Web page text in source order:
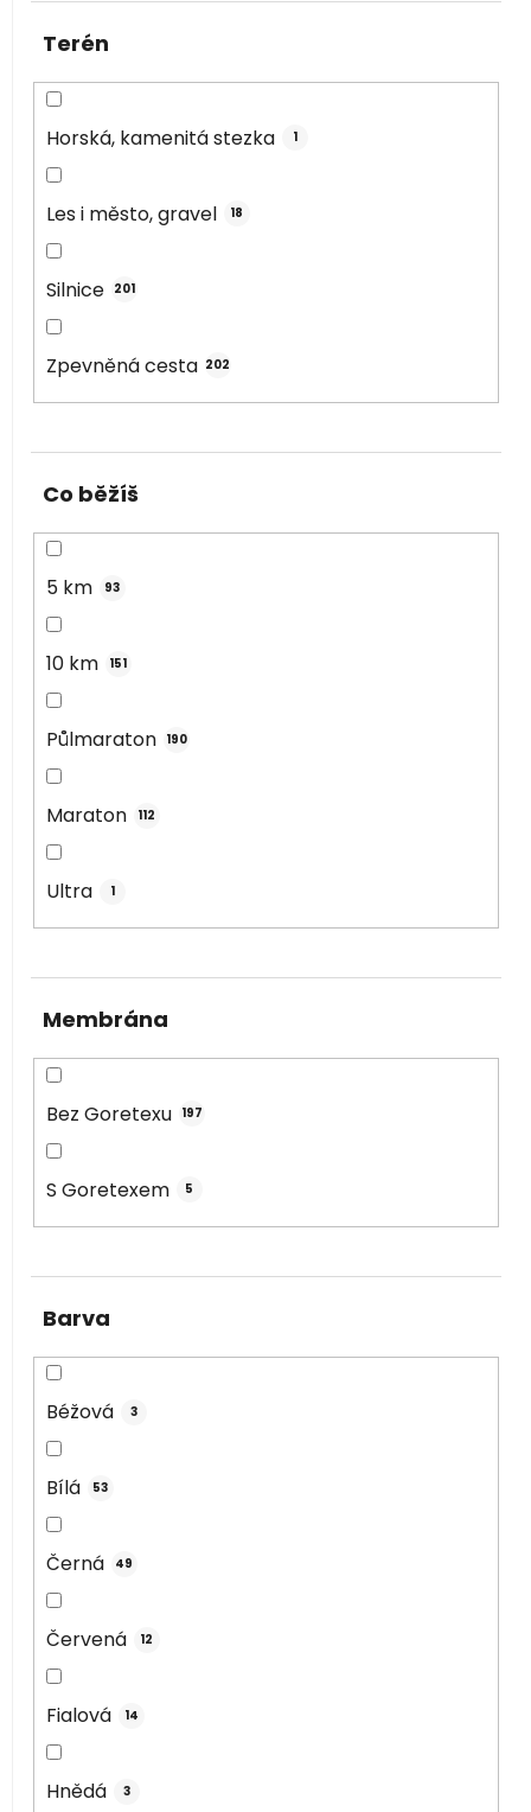
Terén
Horská, kamenitá stezka 1
Les i město, gravel 18
Silnice 201
Zpevněná cesta 202
Co běžíš
5 km 93
10 km 151
Půlmaraton 190
Maraton 112
Ultra 1
Membrána
Bez Goretexu 197
S Goretexem 5
Barva
Béžová 3
Bílá 53
Černá 49
Červená 12
Fialová 14
Hnědá 3